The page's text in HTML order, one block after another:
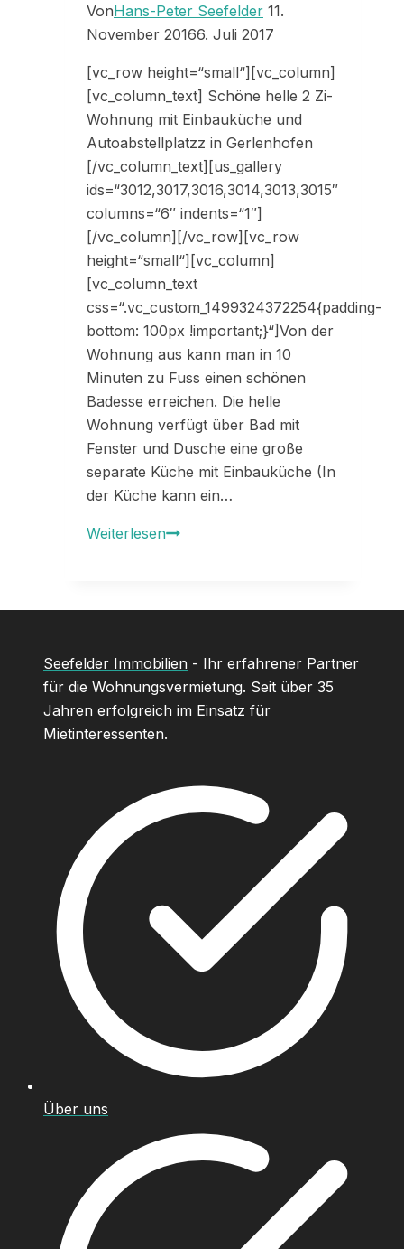
VonHans-Peter Seefelder 11.
November 20166. Juli 2017
[vc_row height=“small“][vc_column]
[vc_column_text] Schöne helle 2 Zi-
Wohnung mit Einbauküche und
Autoabstellplatzz in Gerlenhofen
[/vc_column_text][us_gallery
ids=“3012,3017,3016,3014,3013,3015″
columns=“6″ indents=“1″]
[/vc_column][/vc_row][vc_row
height=“small“][vc_column]
[vc_column_text
css=“.vc_custom_1499324372254{padding-
bottom: 100px !important;}“]Von der
Wohnung aus kann man in 10
Minuten zu Fuss einen schönen
Badesse erreichen. Die helle
Wohnung verfügt über Bad mit
Fenster und Dusche eine große
separate Küche mit Einbauküche (In
der Küche kann ein…
WeiterlesenWhg
Seefelder Immobilien - Ihr erfahrener Partner
für die Wohnungsvermietung. Seit über 35
Jahren erfolgreich im Einsatz für
Mietinteressenten.
Über uns